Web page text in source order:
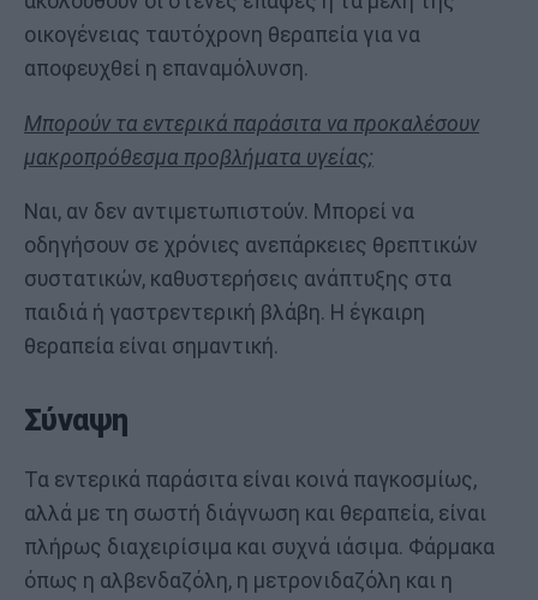
οικογένειας ταυτόχρονη θεραπεία για να
αποφευχθεί η επαναμόλυνση.
Μπορούν τα εντερικά παράσιτα να προκαλέσουν
μακροπρόθεσμα προβλήματα υγείας;
Ναι, αν δεν αντιμετωπιστούν. Μπορεί να
οδηγήσουν σε χρόνιες ανεπάρκειες θρεπτικών
συστατικών, καθυστερήσεις ανάπτυξης στα
παιδιά ή γαστρεντερική βλάβη. Η έγκαιρη
θεραπεία είναι σημαντική.
Σύναψη
Τα εντερικά παράσιτα είναι κοινά παγκοσμίως,
αλλά με τη σωστή διάγνωση και θεραπεία, είναι
πλήρως διαχειρίσιμα και συχνά ιάσιμα. Φάρμακα
όπως η αλβενδαζόλη, η μετρονιδαζόλη και η